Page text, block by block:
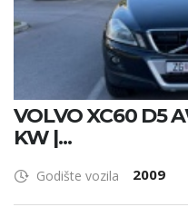
VOLVO XC60 D5
KW |...
Godište vozila 2009